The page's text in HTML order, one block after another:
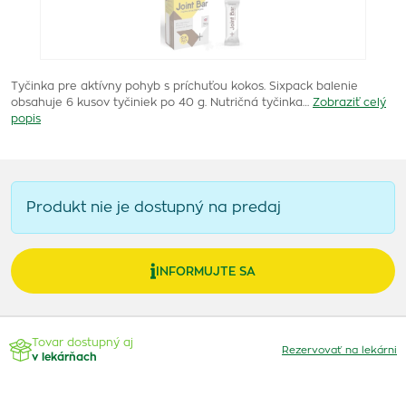
Tyčinka pre aktívny pohyb s príchuťou kokos. Sixpack balenie
obsahuje 6 kusov tyčiniek po 40 g. Nutričná tyčinka…
Zobraziť celý
popis
Produkt nie je dostupný na predaj
INFORMUJTE SA
Tovar dostupný aj
v lekárňach
Rezervovať na lekárni